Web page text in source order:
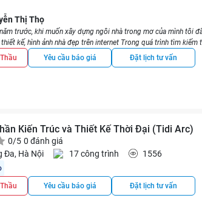
Sơn tường: Bức tường có hai màu, nhưng khi sơn do không dán
(masking tape), nên phần hoàn thiện chia màu sắc không được đẹp
tổng thể, tôi cảm thấyhài lòng vì nhận thấy phần dịch vụ sau
rất chỉn chu.
元の建物の構造が原因の雨漏れも、修理対
雨漏れが再発した時にも社長が謝罪してくれ
は、現場をみた元ゼネコン出身者の方からす
出来、とのこと。
Thị Thọ
trước, khi muốn xây dựng ngôi nhà trong mơ của mình tôi
thiết kế, hình ảnh nhà đẹp trên internet Trong quá trình tìm kiếm
do
ADHOMEthiết kế được giới thiệu trên Facebook. Sau khi
sư và là giám đốc của
ADHOME.
nhà, cũng đã có nhiều vấn đề đã xảy ra do các thay đổi
anh Hiếu luôn lắng nghe mong muốn của chúng tôi và điều
nguyên tắc thiết kế và xây dựng.
lên thiết kế trong mơ, mong muốn và ý định của bản thân cho
và thực hiện theo thiết kế là rất quan trọng.
cải tạo căn hộ cách đây 8 năm, một kiến trúc sư khác đã từ
/ anh Hiếu, anh ấy đã rất lắng nghe tôi và cố gắng hiện thực
Yêu cầu báo giá Đặt lịch tư vấn
Kiến Trúc và Thiết Kế Thời Đại (Tidi Arc)
0/5 0 đánh giá
Đa, Hà Nội
17 công trình 1556
Yêu cầu báo giá Đặt lịch tư vấn